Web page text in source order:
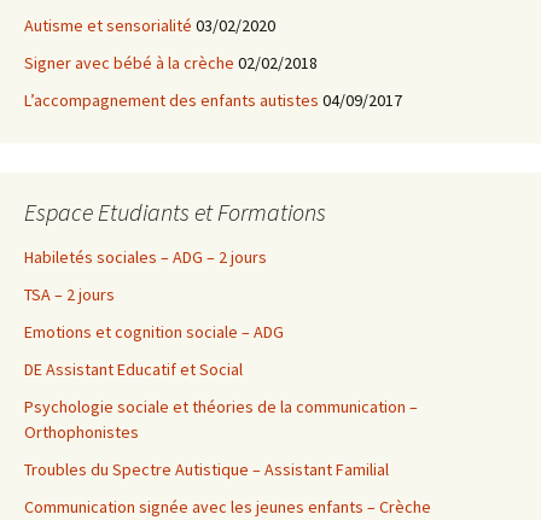
Autisme et sensorialité 03/02/2020
Signer avec bébé à la crèche 02/02/2018
L’accompagnement des enfants autistes 04/09/2017
Espace Etudiants et Formations
Habiletés sociales – ADG – 2 jours
TSA – 2 jours
Emotions et cognition sociale – ADG
DE Assistant Educatif et Social
Psychologie sociale et théories de la communication –
Orthophonistes
Troubles du Spectre Autistique – Assistant Familial
Communication signée avec les jeunes enfants – Crèche